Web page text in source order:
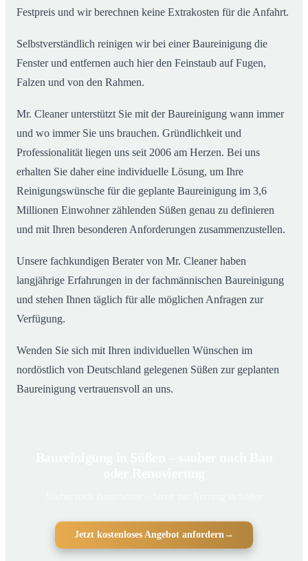
Festpreis und wir berechnen keine Extrakosten für die Anfahrt.
Selbstverständlich reinigen wir bei einer Baureinigung die
Fenster und entfernen auch hier den Feinstaub auf Fugen,
Falzen und von den Rahmen.
Mr. Cleaner unterstützt Sie mit der Baureinigung wann immer
und wo immer Sie uns brauchen. Gründlichkeit und
Professionalität liegen uns seit 2006 am Herzen. Bei uns
erhalten Sie daher eine individuelle Lösung, um Ihre
Reinigungswünsche für die geplante Baureinigung im 3,6
Millionen Einwohner zählenden Süßen genau zu definieren
und mit Ihren besonderen Anforderungen zusammenzustellen.
Unsere fachkundigen Berater von Mr. Cleaner haben
langjährige Erfahrungen in der fachmännischen Baureinigung
und stehen Ihnen täglich für alle möglichen Anfragen zur
Verfügung.
Wenden Sie sich mit Ihren individuellen Wünschen im
nordöstlich von Deutschland gelegenen Süßen zur geplanten
Baureinigung vertrauensvoll an uns.
Jetzt kostenloses Angebot anfordern→